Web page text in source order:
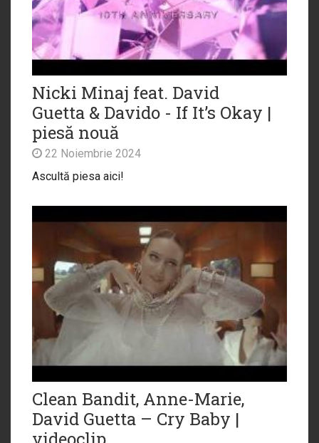
Nicki Minaj feat. David
Guetta & Davido - If It’s Okay |
piesă nouă
22 Noiembrie 2024
Ascultă piesa aici!
Clean Bandit, Anne-Marie,
David Guetta – Cry Baby |
videoclip